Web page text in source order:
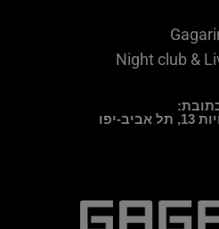
Night club &
יפו